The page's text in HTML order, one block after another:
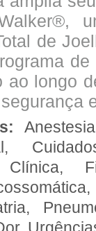
de
ao longo